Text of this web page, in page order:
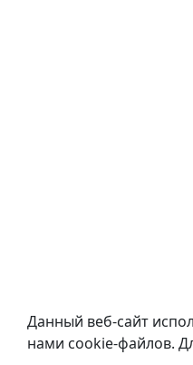
Данный веб-сайт
нами cookie-файлов.